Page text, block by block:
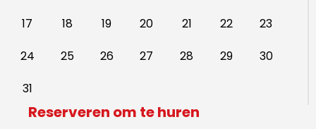
17
18 19 20 21 22
23
24
25 26 27 28 29
30
31
Reserveren om te huren